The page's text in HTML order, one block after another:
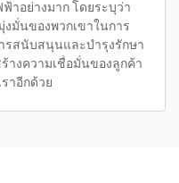
าอย่างมาก โดยระบุว่า
มั่นของพวกเขาในการ
รสนับสนุนและบำรุงรักษา
ร้างความเชื่อมั่นของลูกค้า
าอีกด้วย